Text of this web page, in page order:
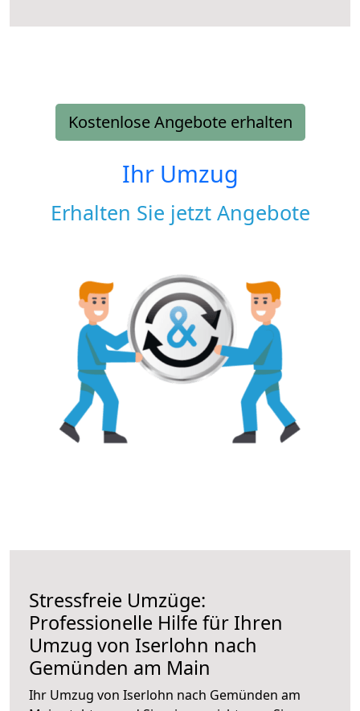
Kostenlose Angebote erhalten
Ihr Umzug
Erhalten Sie jetzt Angebote
Stressfreie Umzüge:
Professionelle Hilfe für Ihren
Umzug von Iserlohn nach
Gemünden am Main
Ihr Umzug von Iserlohn nach Gemünden am